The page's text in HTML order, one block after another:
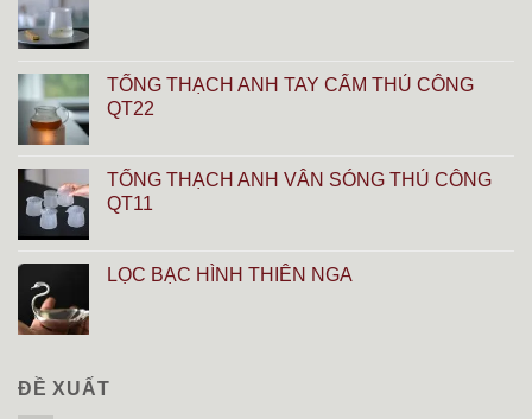
TỐNG THẠCH ANH TAY CẨM THỦ CÔNG
QT22
TỐNG THẠCH ANH VÂN SÓNG THỦ CÔNG
QT11
LỌC BẠC HÌNH THIÊN NGA
ĐỀ XUẤT